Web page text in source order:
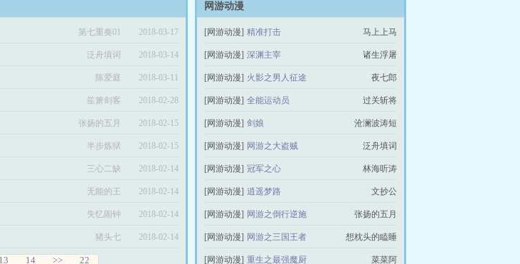
一次，经验突然暴涨。于是他悟
了…… 不作死就不会死，为了升
活。 ()为您奉献《网游之倒行逆
贼、不是刺客，对非此职业无爱
的，请不要看完后掀桌。 …
第七重奏01 2018-03-17
泛舟填词 2018-03-14
陈爱庭 2018-03-11
笙箫剑客 2018-02-28
张扬的五月 2018-02-15
半步炼狱 2018-02-15
三心二缺 2018-02-14
无能的王 2018-02-14
失忆闹钟 2018-02-14
猪头七 2018-02-14
13 14 >> 22
网游动漫
[网游动漫] 精准打击 马上上马
[网游动漫] 深渊主宰 诸生浮屠
[网游动漫] 火影之男人征途 夜七郎
[网游动漫] 全能运动员 过关斩将
[网游动漫] 剑娘 沧澜波涛短
[网游动漫] 网游之大盗贼 泛舟填词
[网游动漫] 冠军之心 林海听涛
[网游动漫] 逍遥梦路 文抄公
[网游动漫] 网游之倒行逆施 张扬的五月
[网游动漫] 网游之三国王者 想枕头的瞌睡
[网游动漫] 重生之最强魔厨 菜菜阿